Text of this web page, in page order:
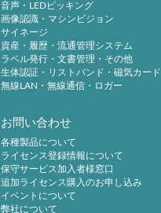
音声・LEDピッキング
画像認識・マシンビジョン
サイネージ
資産・履歴・流通管理システム
ラベル発行・文書管理・その他
生体認証・リストバンド・磁気カード
無線LAN・無線通信・ロガー
お問い合わせ
各種製品について
ライセンス登録情報について
保守サービス加入者様窓口
追加ライセンス購入のお申し込み
イベントについて
弊社について